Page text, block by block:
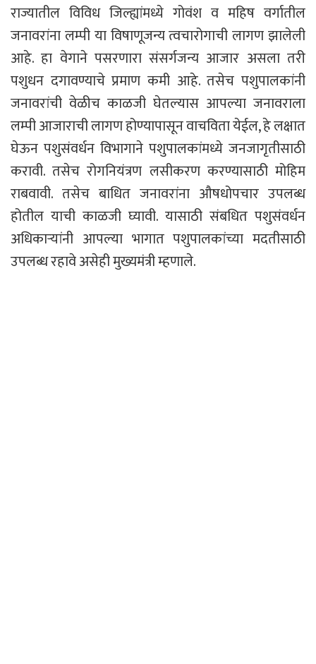
राज्यातील विविध जिल्ह्यांमध्ये गोवंश व महिष वर्गातील
जनावरांना लम्पी या विषाणूजन्य त्वचारोगाची लागण झालेली
आहे. हा वेगाने पसरणारा संसर्गजन्य आजार असला तरी
पशुधन दगावण्याचे प्रमाण कमी आहे. तसेच पशुपालकांनी
जनावरांची वेळीच काळजी घेतल्यास आपल्या जनावराला
लम्पी आजाराची लागण होण्यापासून वाचविता येईल, हे लक्षात
घेऊन पशुसंवर्धन विभागाने पशुपालकांमध्ये जनजागृतीसाठी
करावी. तसेच रोगनियंत्रण लसीकरण करण्यासाठी मोहिम
राबवावी. तसेच बाधित जनावरांना औषधोपचार उपलब्ध
होतील याची काळजी घ्यावी. यासाठी संबधित पशुसंवर्धन
अधिकाऱ्यांनी आपल्या भागात पशुपालकांच्या मदतीसाठी
उपलब्ध रहावे असेही मुख्यमंत्री म्हणाले.